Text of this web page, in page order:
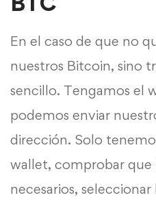
En el caso de que no
nuestros Bitcoin, sino
sencillo. Tengamos el
podemos enviar
dirección. Solo
wallet, comprobar
necesarios,